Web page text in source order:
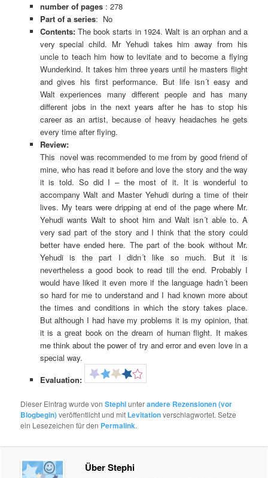
number of pages : 278
Part of a series: No
Contents: The book starts in 1924. Walt is an orphan and a
very special child. Mr Yehudi takes him away from his
uncle to teach him how to levitate and to become a flying
Wunderkind. It takes him three years until he masters flight
and gives his first performance. But life isn´t easy and
Walt experiences many different people and has many
different jobs in the next years after he has to stop his
career as an artist, because of heavy headaches he gets
every time after flying.
Review:
This novel was recommended to me from by good friend of
mine, who has read it before and love the story and the way
it is told. So did I – the most of it. It is wonderful to
accompany Walt and Master Yehudi during a time of their
lives. My tears were dripping at end of the page where Mr.
Yehudi wants Walt to shoot him and Walt isn´t able to. A
very sad part of the story and I think that the story could
better have ended here. The part of the book without Mr.
Yehudi is the part I didn´t like so much. But it is
nevertheless a good book to read till the end. Probably I
would have liked it even more if the language hadn´t been
so hard for me to understand and I had known more about
the times and conditions in which the story takes place.
But although I had have my problems it is my opinion, that
it is a great book on the dream of human flight. It makes
me think about the power of try and error and even love in a
special way.
Evaluation:
Dieser Eintrag wurde vonStephiunterandere Rezensionen (vor
Blogbegin)veröffentlicht und mit Levitationverschlagwortet. Setze
ein Lesezeichen für den Permalink.
Über Stephi